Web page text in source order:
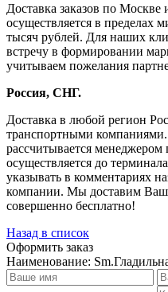
Доставка заказов по
осуществляется в пределах
тысяч рублей. Для наших
встречу в формировании
учитываем пожелания
Россия, СНГ.
Доставка в любой регион
транспортными
рассчитывается менеджером
осуществляется до
указывать в комментариях
компании. Мы доставим Ваш
совершенно бесплатно!
Назад в список
Оформить заказ
Наименование: